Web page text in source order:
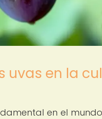
uvas en la
en el